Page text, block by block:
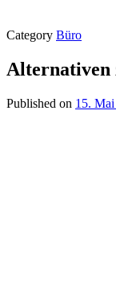
Category Büro
Alternativen
Published on 15.